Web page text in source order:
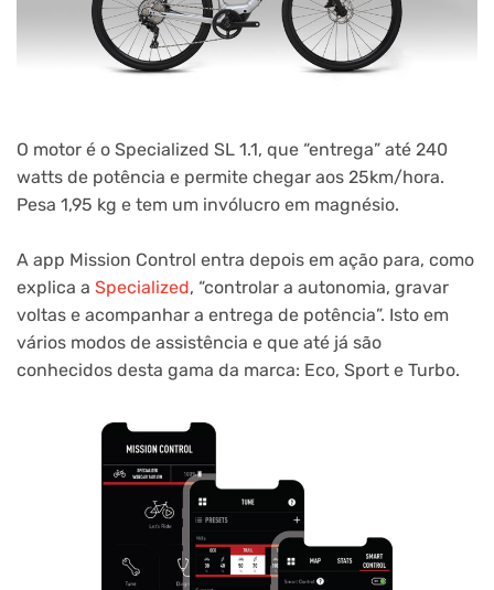
O motor é o Specialized SL 1.1, que “entrega” até 240
watts de potência e permite chegar aos 25km/hora.
Pesa 1,95 kg e tem um invólucro em magnésio.
A app Mission Control entra depois em ação para, como
explica a Specialized, “controlar a autonomia, gravar
voltas e acompanhar a entrega de potência”. Isto em
vários modos de assistência e que até já são
conhecidos desta gama da marca: Eco, Sport e Turbo.